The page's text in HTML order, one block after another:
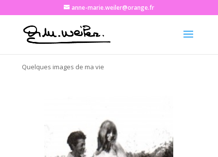
anne-marie.weiler@orange.fr
Quelques images de ma vie